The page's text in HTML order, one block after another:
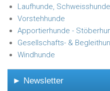
Laufhunde,
Vorstehhunde
Apportierhunde -
Gesellschafts- &
Windhunde
► Newsletter